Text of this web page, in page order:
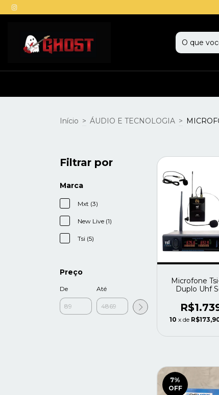
Início > ÁUDIO E TECNOLOGIA >
Filtrar por
Marca
Mxt (3)
New Live (1)
Tsi (5)
Preço
De Até
Microfone
Duplo Uhf
10 x de
7%
OFF